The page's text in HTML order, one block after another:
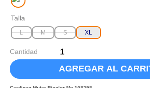
Talla
L M S XL
Cantidad
AGREGAR AL